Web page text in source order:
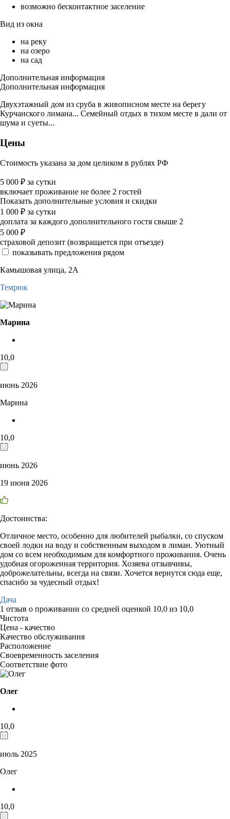
возможно бесконтактное заселение
Вид из окна
на реку
на озеро
на сад
Дополнительная информация
Дополнительная информация
Двухэтажный дом из сруба в живописном месте на берегу
Курчанского лимана... Семейный отдых в тихом месте в дали от
шума и суеты...
Цены
Стоимость указана за дом целиком в рублях РФ
5 000 ₽ за сутки
включает проживание не более 2 гостей
Показать дополнительные условия и скидки
1 000 ₽ за сутки
доплата за каждого дополнительного гостя свыше 2
5 000 ₽
страховой депозит (возвращается при отъезде)
показывать предложения рядом
Камышовая улица, 2А
Темрюк
Марина
10,0
июнь 2026
Марина
10,0
июнь 2026
19 июня 2026
Достоинства:
Отличное место, особенно для любителей рыбалки, со спуском
своей лодки на воду и собственным выходом в лиман. Уютный
дом со всем необходимым для комфортного проживания. Очень
удобная огороженная территория. Хозяева отзывчивы,
доброжелательны, всегда на связи. Хочется вернутся сюда еще,
спасибо за чудесный отдых!
Дача
1 отзыв о проживании со средней оценкой 10,0 из 10,0
Чистота
Цена - качество
Качество обслуживания
Расположение
Своевременность заселения
Соответствие фото
Олег
10,0
июль 2025
Олег
10,0